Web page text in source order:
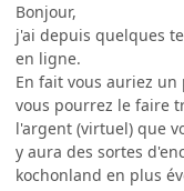
Bonjour,
j'ai depuis quelques
en ligne.
En fait vous auriez un
vous pourrez le faire
l'argent (virtuel) que
y aura des sortes
kochonland en plus